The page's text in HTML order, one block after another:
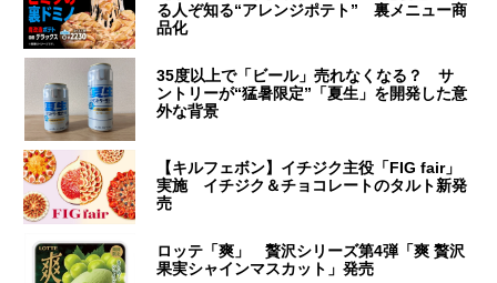
る人ぞ知る“アレンジポテト” 裏メニュー商
品化
35度以上で「ビール」売れなくなる？ サ
ントリーが“猛暑限定”「夏生」を開発した意
外な背景
【キルフェボン】イチジク主役「FIG fair」
実施 イチジク＆チョコレートのタルト新発
売
ロッテ「爽」 贅沢シリーズ第4弾「爽 贅沢
果実シャインマスカット」発売